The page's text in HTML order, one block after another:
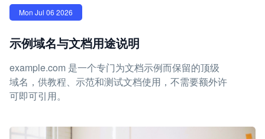
Mon Jul 06 2026
示例域名与文档用途说明
example.com 是一个专门为文档示例而保留的顶级
域名，供教程、示范和测试文档使用，不需要额外许
可即可引用。